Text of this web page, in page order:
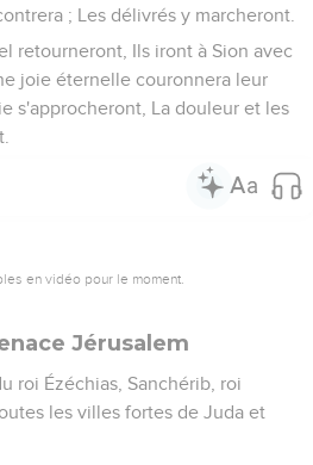
la maison du roi, Schebna, le
des sacrificateurs, couverts de
fils d'Amots.
Ézéchias : Ce jour est un jour
d'opprobre ; car les enfants sont
et il n'y a point de force pour
son maître, a envoyé pour
une prière pour le reste qui
allèrent donc auprès d'Ésaïe.
que vous direz à votre maître :